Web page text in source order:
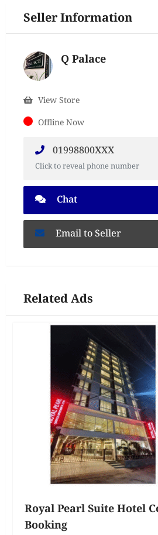
Seller Information
Q Palace
View Store
Offline Now
01998800XXX
Click to reveal phone number
Chat
Email to Seller
Related Ads
Royal Pearl Suite Hotel
Booking